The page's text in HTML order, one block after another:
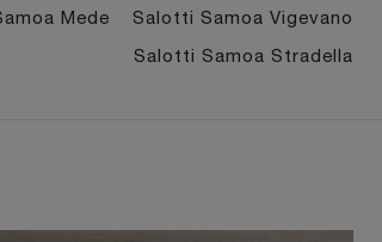
Mede
Salotti Samoa Vigevano
Salotti Samoa Stradella